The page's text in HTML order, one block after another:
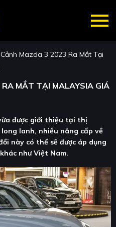
Mazda 3 2023 Ra Mắt Tại
MẮT TẠI MALAYSIA GIÁ
được giới thiệu tại thị
lanh, nhiều nâng cấp về
này có thể sẽ được áp dụng
như Việt Nam.